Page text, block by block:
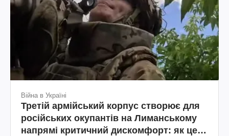
Війна в Україні
Третій армійський корпус створює для
російських окупантів на Лиманському
напрямі критичний дискомфорт: як це